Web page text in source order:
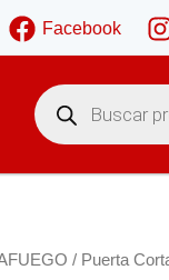
Facebook
B
ú
s
e
e
p
/ Puerta